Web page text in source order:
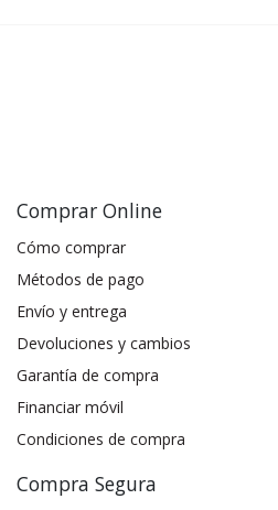
Comprar Online
Cómo comprar
Métodos de pago
Envío y entrega
Devoluciones y cambios
Garantía de compra
Financiar móvil
Condiciones de compra
Compra Segura